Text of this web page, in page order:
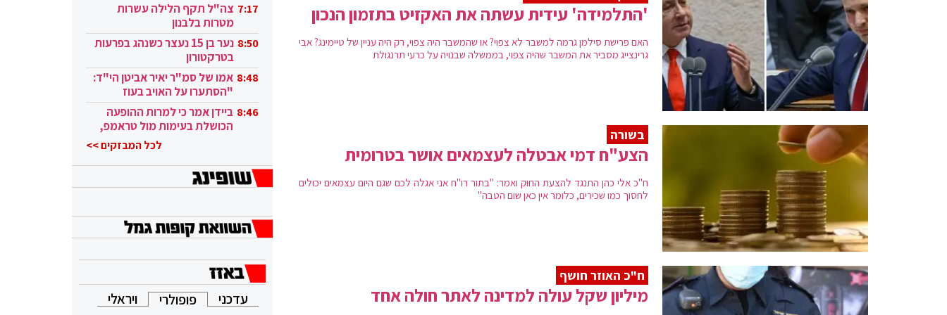
'התלמידה' עידית עשתה את האקזיט בתזמון הנכון
האם פרישת סילמן גרמה למשבר לא צפוי? או שהמשבר היה צפוי, רק היה עניין של טיימינג? אבי
גרינצייג מסביר את המשבר שהיה צפוי, בממשלה שבנויה על כרעי תרנגולת
בשורה
הצע"ח דמי אבטלה לעצמאים אושר בטרומית
ח"כ אלי כהן התנגד להצעת החוק ואמר: "בתור רו"ח אני אגלה לכם שגם היום עצמאים יכולים
לחסוך כמו שכירים, כלומר אין כאן שום הטבה"
ח"כ האוזר חושף
מיליון שקל עולה למדינה לאתר חולה אחד
7:17 צה"ל תקף הלילה עשרות
מטרות בלבנון
8:50
נער בן 15 נעצר כשנהג בפרעות
בטרקטורון
8:48 אמו של סמ"ר יאיר אביטן הי"ד:
"הסתערו על האויב בעוז
ובגבורה" 8:46 ביידן אמר כי למרות ההופעה
הכושלת בעימות מול טראמפ,
לכל המבזקים >>
עדכני פופולרי ויראלי